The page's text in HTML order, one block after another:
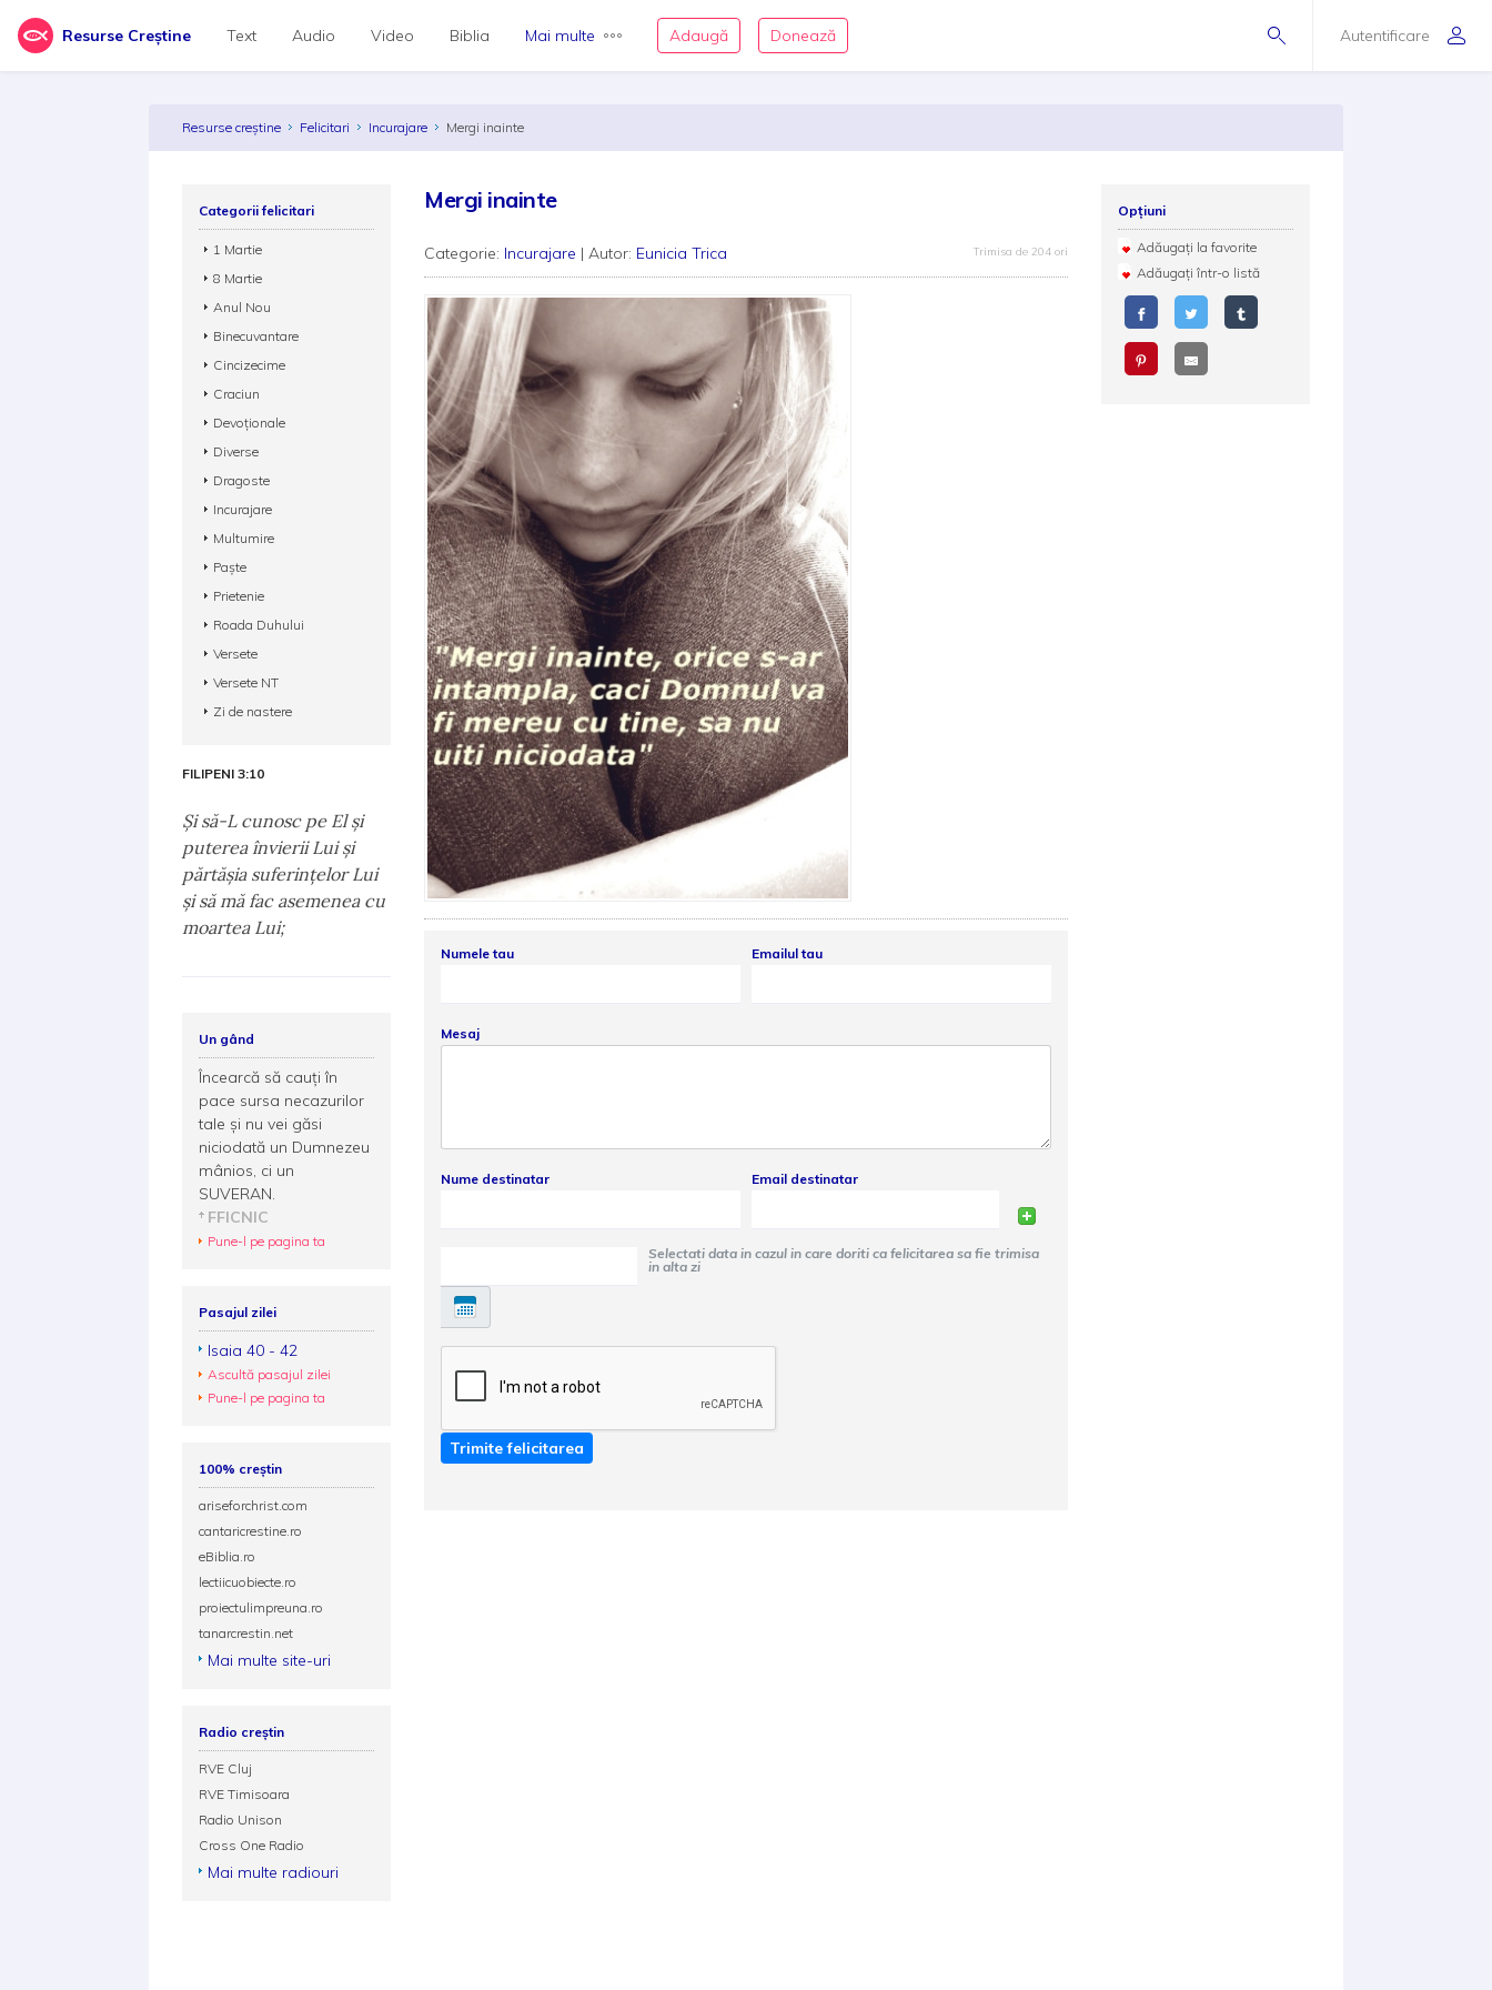
Resurse Creștine Autentificare
Text Audio Video Biblia Mai multe Adaugă Donează
Resurse creștine Felicitari Incurajare Mergi inainte
Mergi inainte
Categorie: Incurajare | Autor: Eunicia Trica Trimisa de 204 ori
Numele tau Emailul tau
Mesaj
Nume destinatar Email destinatar
Selectati data in cazul in care doriti ca felicitarea sa fie trimisa
in alta zi
Trimite felicitarea
Opțiuni
Adăugați la favorite
Adăugați într-o listă
Categorii felicitari
1 Martie
8 Martie
Anul Nou
Binecuvantare
Cincizecime
Craciun
Devoționale
Diverse
Dragoste
Incurajare
Multumire
Paște
Prietenie
Roada Duhului
Versete
Versete NT
Zi de nastere
FILIPENI 3:10
Şi să-L cunosc pe El şi
puterea învierii Lui şi
părtăşia suferinţelor Lui
şi să mă fac asemenea cu
moartea Lui;
Un gând
Încearcă să cauţi în
pace sursa necazurilor
tale şi nu vei găsi
niciodată un Dumnezeu
mânios, ci un
SUVERAN.
FFICNIC
Pune-l pe pagina ta
Pasajul zilei
Isaia 40 - 42
Ascultă pasajul zilei
Pune-l pe pagina ta
100% creștin
ariseforchrist.com
cantaricrestine.ro
eBiblia.ro
lectiicuobiecte.ro
proiectulimpreuna.ro
tanarcrestin.net
Mai multe site-uri
Radio creștin
RVE Cluj
RVE Timisoara
Radio Unison
Cross One Radio
Mai multe radiouri